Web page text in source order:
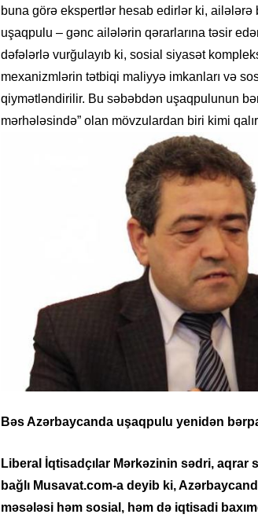
buna görə ekspertlər hesab edirlər ki,
uşaqpulu – gənc ailələrin qərarlarına təsir
dəfələrlə vurğulayıb ki, sosial siyasət
mexanizmlərin tətbiqi maliyyə imkanları və
qiymətləndirilir. Bu səbəbdən uşaqpulunun
mərhələsində” olan mövzulardan biri kimi
Bəs Azərbaycanda uşaqpulu yenidən
Liberal İqtisadçılar Mərkəzinin sədri,
bağlı Musavat.com-a deyib ki,
məsələsi həm sosial, həm də iqtisadi